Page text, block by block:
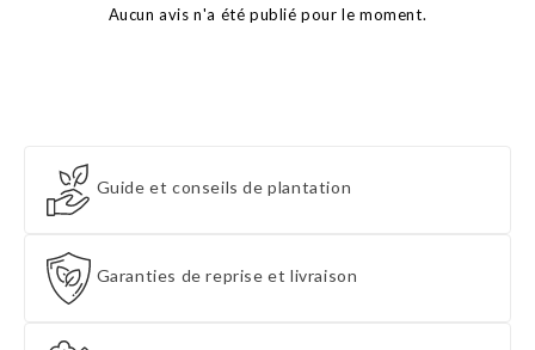
Aucun avis n'a été publié pour le moment.
Guide et conseils de plantation
Garanties de reprise et livraison